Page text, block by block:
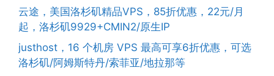
云途，美国洛杉矶精品VPS，85折优惠，22元/月
起，洛杉矶9929+CMIN2/原生IP
justhost，16 个机房 VPS 最高可享6折优惠，可选
洛杉矶/阿姆斯特丹/索菲亚/地拉那等